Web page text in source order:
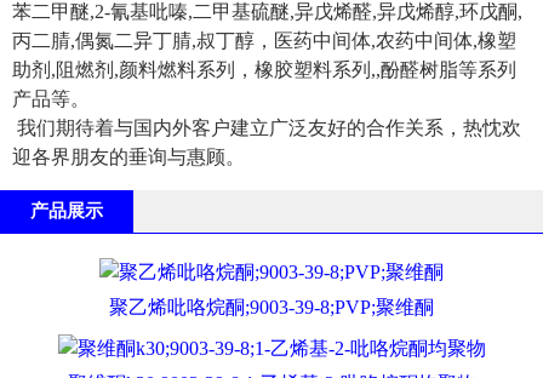
苯二甲醚,2-氰基吡嗪,二甲基硫醚,异戊烯醛,异戊烯醇,环戊酮,
丙二腈,偶氮二异丁腈,叔丁醇，医药中间体,农药中间体,橡塑
助剂,阻燃剂,颜料燃料系列，橡胶塑料系列,,酚醛树脂等系列
产品等。
我们期待着与国内外客户建立广泛友好的合作关系，热忱欢
迎各界朋友的垂询与惠顾。
产品展示
聚乙烯吡咯烷酮;9003-39-8;PVP;聚维酮